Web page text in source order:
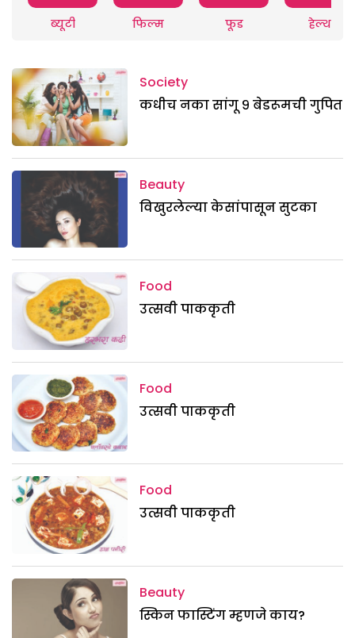
ब्यूटी फिल्म फूड हेल्थ
Society
कधीच नका सांगू ९ बेडरूमची गुपित
Beauty
विखुरलेल्या केसांपासून सुटका
Food
उत्सवी पाककृती
Food
उत्सवी पाककृती
Food
उत्सवी पाककृती
Beauty
स्किन फास्टिंग म्हणजे काय?